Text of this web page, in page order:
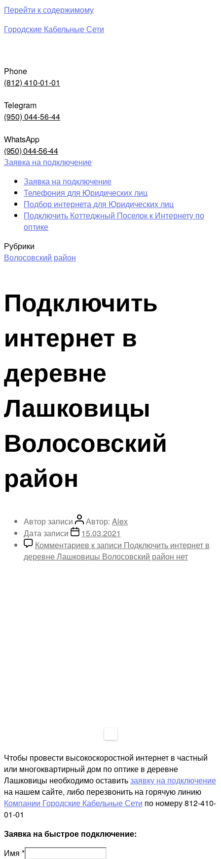
Перейти к содержимому
Городские Кабельные Сети
Phone
(812) 410-01-01
Telegram
(950) 044-56-44
WhatsApp
(950) 044-56-44
Заявка на подключение
Заявка на подключение
Телефония для Юридических лиц
Подбор интернета для Юридических лиц
Подключить Коттеджный Поселок к Интернету по
оптике
Рубрики
Волосовский район
Подключить
интернет в
деревне
Лашковицы
Волосовский
район
Автор записи Автор: Alex
Дата записи
15.03.2021
Комментариев к записи Подключить интернет в
деревне Лашковицы Волосовский район нет
Чтобы провести высокоскоростной интернет в частный
или многоквартирный дом по оптике в деревне
Лашковицы необходимо оставитьзаявку на подключение
на нашем сайте, либо перезвонить на горячую линию
Компании Городские Кабельные Сети по номеру 812-410-
01-01
Заявка на быстрое подключение:
Имя *